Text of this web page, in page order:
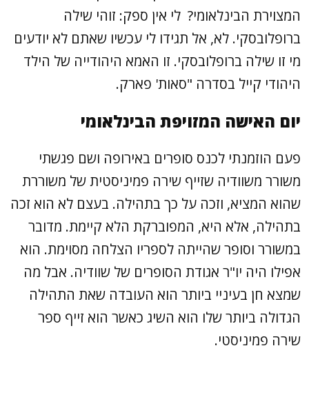
המצוירת הבינלאומי? לי אין ספק: זוהי שילה
ברופלובסקי. לא, אל תגידו לי עכשיו שאתם לא יודעים
מי זו שילה ברופלובסקי. זו האמא היהודייה של הילד
היהודי קייל בסדרה "סאות' פארק.
יום האישה המזויפת הבינלאומי
פעם הוזמנתי לכנס סופרים באירופה ושם פגשתי
משורר משוודיה שזייף שירה פמיניסטית של משוררת
שהוא המציא, וזכה על כך בתהילה. בעצם לא הוא זכה
בתהילה, אלא היא, המפוברקת הלא קיימת. מדובר
במשורר וסופר שהייתה לספריו הצלחה מסוימת. הוא
אפילו היה יו"ר אגודת הסופרים של שוודיה. אבל מה
שמצא חן בעיניי ביותר הוא העובדה שאת התהילה
הגדולה ביותר שלו הוא השיג כאשר הוא זייף ספר
שירה פמיניסטי.